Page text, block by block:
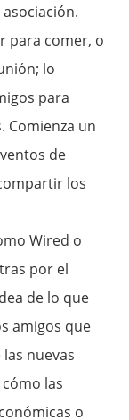
para comer, o
lo
para
Comienza un
de
los
Wired o
por el
de lo que
amigos que
nuevas
las
o